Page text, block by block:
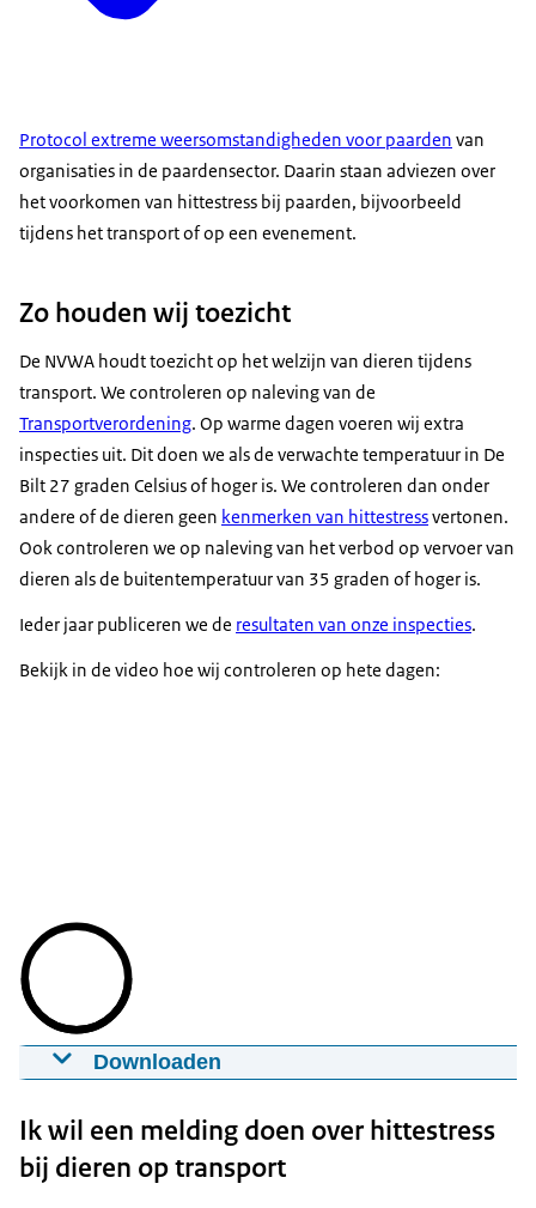
Protocol extreme weersomstandigheden voor paarden van
organisaties in de paardensector. Daarin staan adviezen over
het voorkomen van hittestress bij paarden, bijvoorbeeld
tijdens het transport of op een evenement.
Zo houden wij toezicht
De NVWA houdt toezicht op het welzijn van dieren tijdens
transport. We controleren op naleving van de
Transportverordening. Op warme dagen voeren wij extra
inspecties uit. Dit doen we als de verwachte temperatuur in De
Bilt 27 graden Celsius of hoger is. We controleren dan onder
andere of de dieren geen kenmerken van hittestressvertonen.
Ook controleren we op naleving van het verbod op vervoer van
dieren als de buitentemperatuur van 35 graden of hoger is.
Ieder jaar publiceren we de resultaten van onze inspecties.
Bekijk in de video hoe wij controleren op hete dagen:
Downloaden
11-07-202200:02:59 mp4 339.9 MB
Download
Ik wil een melding doen over hittestress
bij dieren op transport